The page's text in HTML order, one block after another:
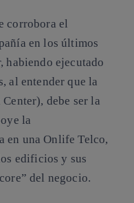
corrobora el
en los últimos
habiendo ejecutado
al entender que la
debe ser la
la
en una Onlife Telco,
edificios y sus
del negocio.